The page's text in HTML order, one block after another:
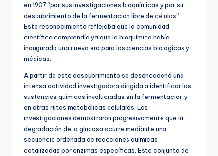
en 1907 “por sus investigaciones bioquímicas y por su
descubrimiento de la fermentación libre de células”.
Este reconocimiento reflejaba que la comunidad
científica comprendía ya que la bioquímica había
inaugurado una nueva era para las ciencias biológicas y
médicas.
A partir de este descubrimiento se desencadenó una
intensa actividad investigadora dirigida a identificar las
sustancias químicas involucradas en la fermentación y
en otras rutas metabólicas celulares. Las
investigaciones demostraron progresivamente que la
degradación de la glucosa ocurre mediante una
secuencia ordenada de reacciones químicas
catalizadas por enzimas específicas. Este conjunto de